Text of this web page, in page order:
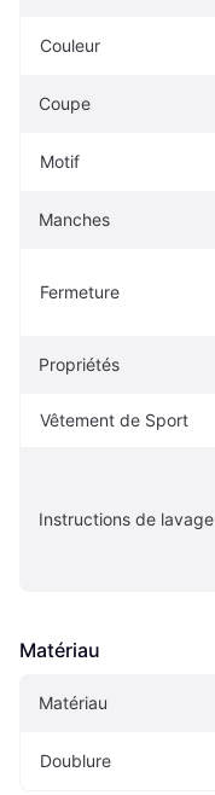
Couleur
Coupe
Motif
Manches
Fermeture
Propriétés
Vêtement de Sport
Instructions de lavage
Matériau
Matériau
Doublure